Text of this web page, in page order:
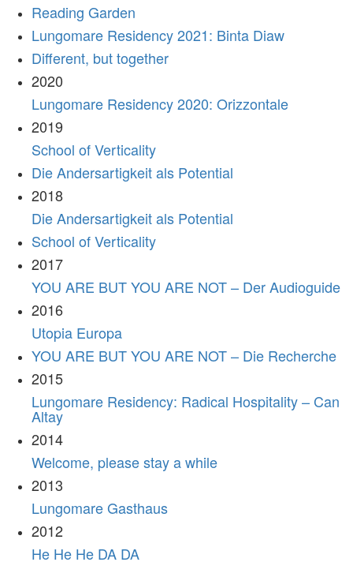
Reading Garden
Lungomare Residency 2021: Binta Diaw
Different, but together
2020
Lungomare Residency 2020: Orizzontale
2019
School of Verticality
Die Andersartigkeit als Potential
2018
Die Andersartigkeit als Potential
School of Verticality
2017
YOU ARE BUT YOU ARE NOT – Der Audioguide
2016
Utopia Europa
YOU ARE BUT YOU ARE NOT – Die Recherche
2015
Lungomare Residency: Radical Hospitality – Can
Altay
2014
Welcome, please stay a while
2013
Lungomare Gasthaus
2012
He He He DA DA